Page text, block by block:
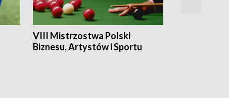
VIII Mistrzostwa Polski
Biznesu, Artystów i Sportu